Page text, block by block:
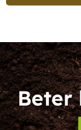
Beter